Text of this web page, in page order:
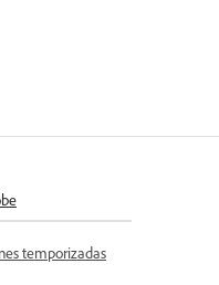
y reproducción
temporizadas